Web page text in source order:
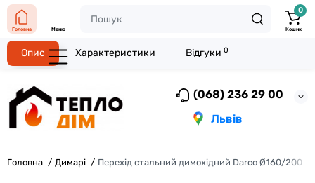
(068) 236 29 00
Львів
Головна Меню
0
Кошик
Головна Димарі Перехід стальний димохідний Darco Ø160/200
Опис Характеристики Відгуки 0